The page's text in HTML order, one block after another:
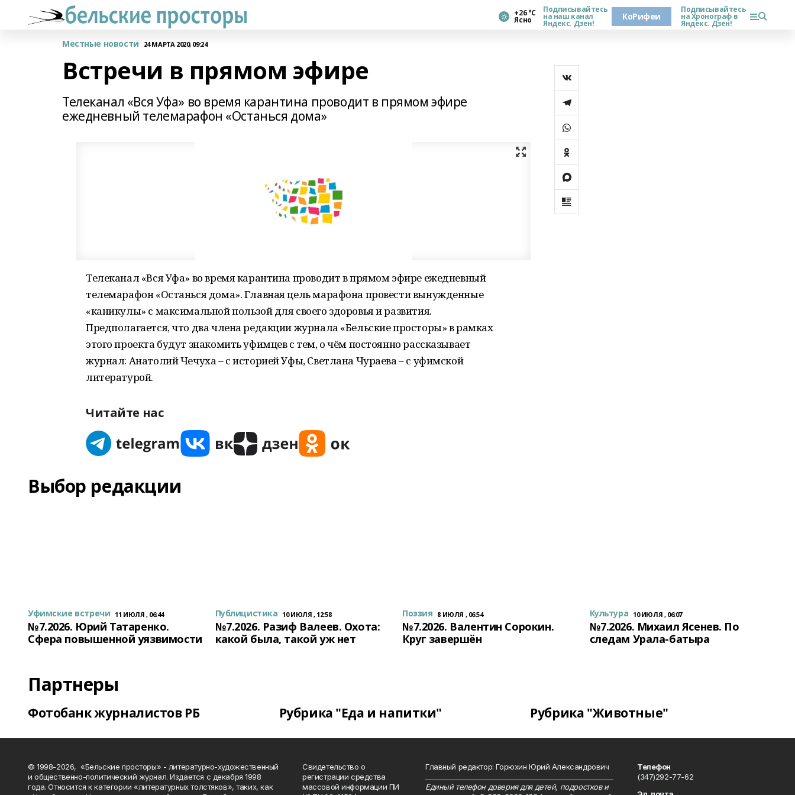
+26 °С
Ясно
Подписывайтесь
на наш канал
Яндекс. Дзен!
КоРифеи
Подписывайтесь
на Хронограф в
Яндекс. Дзен!
Местные новости 24 МАРТА 2020, 09:24
Встречи в прямом эфире
Телеканал «Вся Уфа» во время карантина проводит в прямом эфире
ежедневный телемарафон «Останься дома»
Телеканал «Вся Уфа» во время карантина проводит в прямом эфире ежедневный
телемарафон «Останься дома». Главная цель марафона провести вынужденные
«каникулы» с максимальной пользой для своего здоровья и развития.
Предполагается, что два члена редакции журнала «Бельские просторы» в рамках
этого проекта будут знакомить уфимцев с тем, о чём постоянно рассказывает
журнал: Анатолий Чечуха – с историей Уфы, Светлана Чураева – с уфимской
литературой.
Читайте нас
Выбор редакции
Уфимские встречи 11 ИЮЛЯ , 06:44
№7.2026. Юрий Татаренко.
Сфера повышенной уязвимости
Публицистика 10 ИЮЛЯ , 12:58
№7.2026. Разиф Валеев. Охота:
какой была, такой уж нет
Поэзия 8 ИЮЛЯ , 06:54
№7.2026. Валентин Сорокин.
Круг завершён
Культура 10 ИЮЛЯ , 06:07
№7.2026. Михаил Ясенев. По
следам Урала-батыра
Партнеры
Фотобанк журналистов РБ Рубрика "Еда и напитки" Рубрика "Животные"
© 1998-2026, «Бельские просторы» - литературно-художественный
и общественно-политический журнал. Издается с декабря 1998
года. Относится к категории «литературных толстяков», таких, как
Свидетельство о
регистрации средства
массовой информации ПИ
Главный редактор: Горюхин Юрий Александрович
Единый телефон доверия для детей, подростков и
Телефон
(347)292-77-62